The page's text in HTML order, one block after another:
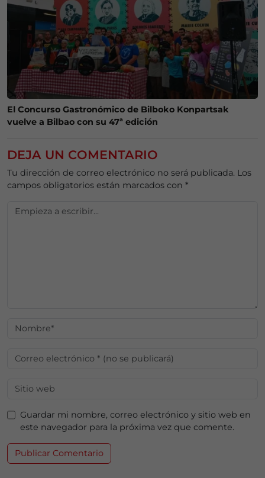
El Concurso Gastronómico de Bilboko Konpartsak
vuelve a Bilbao con su 47ª edición
DEJA UN COMENTARIO
Tu dirección de correo electrónico no será publicada. Los
campos obligatorios están marcados con *
Guardar mi nombre, correo electrónico y sitio web en
este navegador para la próxima vez que comente.